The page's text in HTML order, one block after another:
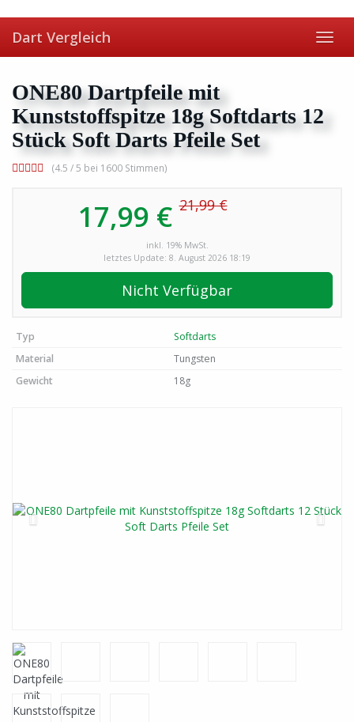
to
main
content
Dart Vergleich
ONE80 Dartpfeile mit
Kunststoffspitze 18g Softdarts 12
Stück Soft Darts Pfeile Set
(4.5 / 5 bei 1600 Stimmen)
17,99 €21,99 €
inkl. 19% MwSt.
letztes Update: 8. August 2026 18:19
Nicht Verfügbar
Typ
Softdarts
Material
Tungsten
Gewicht
18g